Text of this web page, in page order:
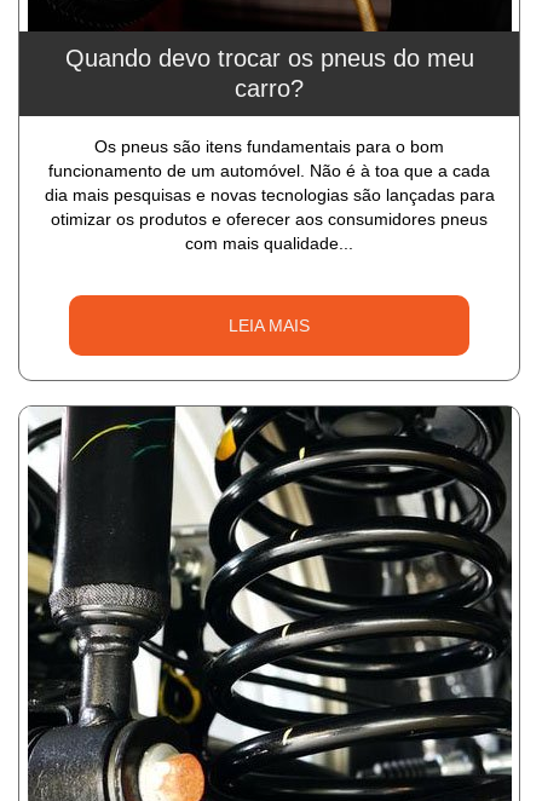
Quando devo trocar os pneus do meu
carro?
Os pneus são itens fundamentais para o bom
funcionamento de um automóvel. Não é à toa que a cada
dia mais pesquisas e novas tecnologias são lançadas para
otimizar os produtos e oferecer aos consumidores pneus
com mais qualidade...
LEIA MAIS